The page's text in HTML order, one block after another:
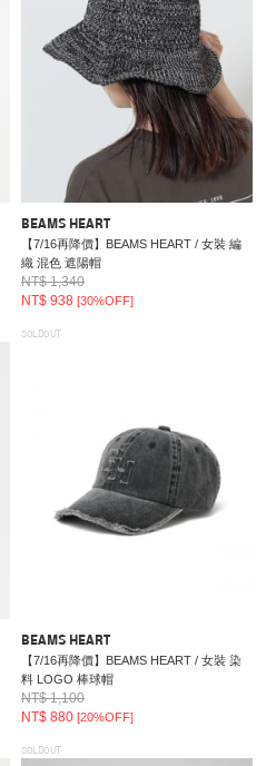
BEAMS HEART
【7/16再降價】BEAMS HEART / 女裝 編
織 混色 遮陽帽
NT$ 1,340
NT$ 938[30%OFF]
SOLDOUT
BEAMS HEART
【7/16再降價】BEAMS HEART / 女裝 染
料 LOGO 棒球帽
NT$ 1,100
NT$ 880[20%OFF]
SOLDOUT